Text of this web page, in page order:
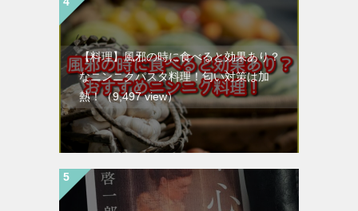
【料理】風邪の時に食べると効果あり？
なニンニクパスタ料理！匂い対策は加
熱！（9,497 view）